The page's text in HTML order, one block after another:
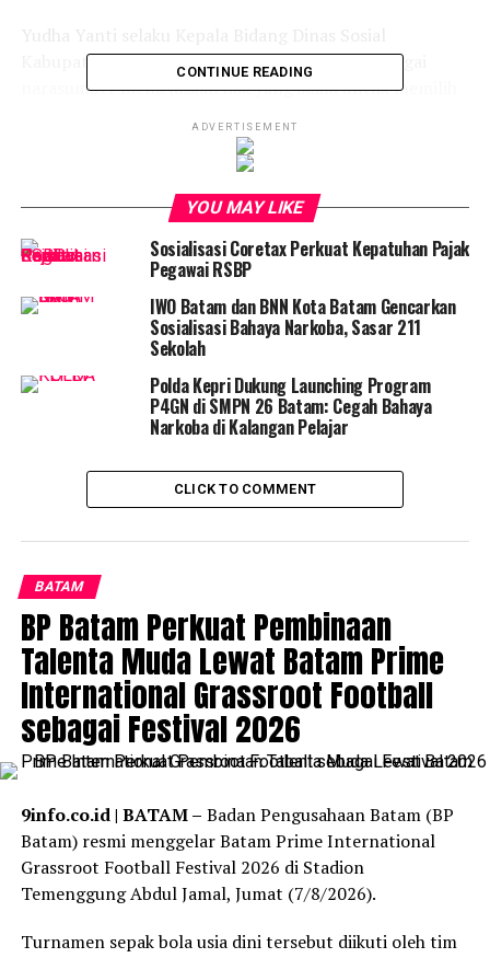
Kabupaten Simalungun sekaligus bertindak sebagai
narasumber menjelaskan hak yang sama untuk memilih
Dalam kesempatan itu, Koordinator Divisi (Kordiv)
Pengawasan dan Hubungan antar Lembaga Bawaslu
Kabupaten Simalungun M Adil Saragih menyarankan
kepada peserta untuk proaktif dalam pengawasan
tahapan Pemilu Serentak Tahun 2024 baik sebagai
pemilih maupun sebagai penyelenggara.
menyampaikan hambatan yang dialami dalam
melaksanakan berbagai aktifitas termasuk dalam
saran dan permohonan kepada Dinas Sosial dan Bawaslu
Kabupaten Simalungun.
“Kami mohon agar TPS (Tempat Pemungutan Suara)
dapat menyediakan sarana dan prasarana bagi
penyandang disabilitas seperti kursi roda, kamar mandi
dan jalan menuju TPS yang rata (tidak mendaki), “ujar
Samson Sitanggang, salah sorang penyandang
disabilitas dari Pusat Rehabilitasi Harapan Jaya.
Permohonan yang disampaikan Samson mendapat
tanggapan yang positif oleh pihak Dinas Sosial dan
akan dilanjutkan kepada pihak terkait.
Tak hanya membahas tentang hak pilih bagi
penyandang disabilitas, dalam kegiatan sosialisasi itu,
narasumber juga menjelaskan beberapa kemudahan bagi
kaum disabilitas diantaranya pembeda identitas diri
CONTINUE READING
ADVERTISEMENT
YOU MAY LIKE
Sosialisasi Coretax Perkuat Kepatuhan Pajak
Pegawai RSBP
IWO Batam dan BNN Kota Batam Gencarkan
Sosialisasi Bahaya Narkoba, Sasar 211
Sekolah
Polda Kepri Dukung Launching Program
P4GN di SMPN 26 Batam: Cegah Bahaya
Narkoba di Kalangan Pelajar
CLICK TO COMMENT
BATAM
BP Batam Perkuat Pembinaan
Talenta Muda Lewat Batam Prime
International Grassroot Football
sebagai Festival 2026
9info.co.id | BATAM – Badan Pengusahaan Batam (BP
Batam) resmi menggelar Batam Prime International
Grassroot Football Festival 2026 di Stadion
Temenggung Abdul Jamal, Jumat (7/8/2026).
Turnamen sepak bola usia dini tersebut diikuti oleh tim